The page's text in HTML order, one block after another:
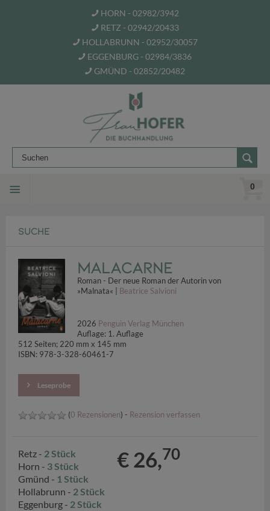
HORN - 02982/3942
RETZ - 02942/20433
HOLLABRUNN - 02952/30057
EGGENBURG - 02984/3836
GMÜND - 02852/20482
0
SUCHE
Malacarne
Roman - Der neue Roman der Autorin von
»Malnata« | Beatrice Salvioni
2026 Penguin Verlag München
Auflage: 1. Auflage
512 Seiten; 220 mm x 145 mm
ISBN: 978-3-328-60461-7
Leseprobe
(0 Rezensionen) - Rezension verfassen
Retz - 2 Stück
Horn - 3 Stück
Gmünd - 1 Stück
Hollabrunn - 2 Stück
Eggenburg - 2 Stück
€ 26,70